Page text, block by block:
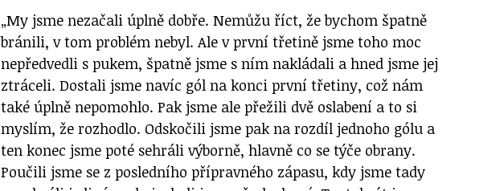
„My jsme nezačali úplně dobře. Nemůžu říct, že bychom špatně
bránili, v tom problém nebyl. Ale v první třetině jsme toho moc
nepředvedli s pukem, špatně jsme s ním nakládali a hned jsme jej
ztráceli. Dostali jsme navíc gól na konci první třetiny, což nám
také úplně nepomohlo. Pak jsme ale přežili dvě oslabení a to si
myslím, že rozhodlo. Odskočili jsme pak na rozdíl jednoho gólu a
ten konec jsme poté sehráli výborně, hlavně co se týče obrany.
Poučili jsme se z posledního přípravného zápasu, kdy jsme tady